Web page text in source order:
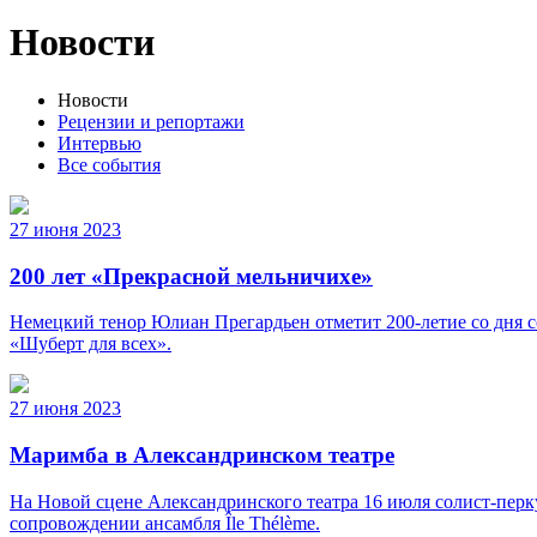
Новости
Новости
Рецензии и репортажи
Интервью
Все события
27 июня 2023
200 лет «Прекрасной мельничихе»
Немецкий тенор Юлиан Прегардьен отметит 200-летие со дня
«Шуберт для всех».
27 июня 2023
Маримба в Александринском театре
На Новой сцене Александринского театра 16 июля солист-
сопровождении ансамбля Île Thélème.